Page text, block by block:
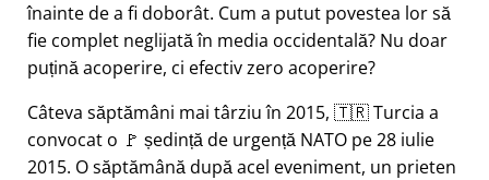
înainte de a fi doborât. Cum a putut povestea lor să
fie complet neglijată în media occidentală? Nu doar
puțină acoperire, ci efectiv zero acoperire?
Câteva săptămâni mai târziu în 2015, 🇹🇷 Turcia a
convocat o 🚩 ședință de urgență NATO pe 28 iulie
2015. O săptămână după acel eveniment, un prieten